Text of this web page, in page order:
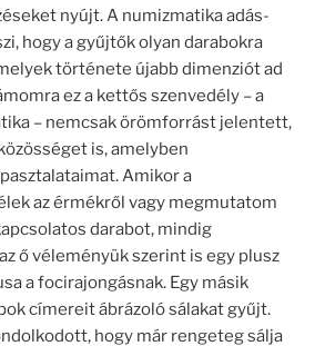
nyújt. A numizmatika adás-
hogy a gyűjtők olyan darabokra
története újabb dimenziót ad
ez a kettős szenvedély – a
– nemcsak örömforrást jelentett,
is, amelyben
Amikor a
az érmékről vagy megmutatom
darabot, mindig
ő véleményük szerint is egy plusz
a focirajongásnak. Egy másik
címereit ábrázoló sálakat gyűjt.
hogy már rengeteg sálja